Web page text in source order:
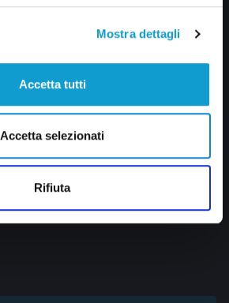
Mostra dettagli
Accetta tutti
Accetta selezionati
Rifiuta